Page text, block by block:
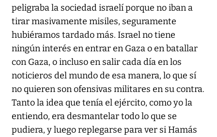
peligraba la sociedad israelí porque no iban a
tirar masivamente misiles, seguramente
hubiéramos tardado más. Israel no tiene
ningún interés en entrar en Gaza o en batallar
con Gaza, o incluso en salir cada día en los
noticieros del mundo de esa manera, lo que sí
no quieren son ofensivas militares en su contra.
Tanto la idea que tenía el ejército, como yo la
entiendo, era desmantelar todo lo que se
pudiera, y luego replegarse para ver si Hamás